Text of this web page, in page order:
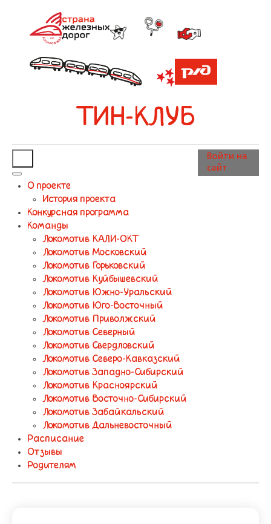
ТИН-КЛУБ
О проекте
История проекта
Конкурсная программа
Команды
Локомотив КАЛИ-ОКТ
Локомотив Московский
Локомотив Горьковский
Локомотив Куйбышевский
Локомотив Южно-Уральский
Локомотив Юго-Восточный
Локомотив Приволжский
Локомотив Северный
Локомотив Свердловский
Локомотив Северо-Кавказский
Локомотив Западно-Сибирский
Локомотив Красноярский
Локомотив Восточно-Сибирский
Локомотив Забайкальский
Локомотив Дальневосточный
Расписание
Отзывы
Родителям
Войти на
сайт